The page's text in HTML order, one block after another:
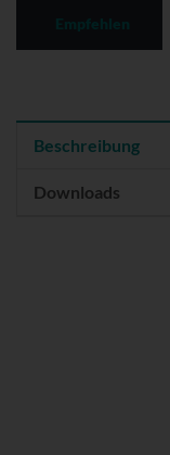
Beschreibung
Downloads